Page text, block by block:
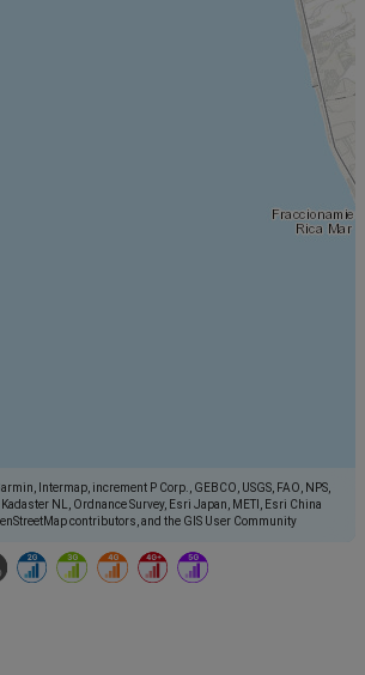
Intermap, increment P Corp., GEBCO, USGS, FAO, NPS,
NL, Ordnance Survey, Esri Japan, METI, Esri China
contributors, and the GIS User Community